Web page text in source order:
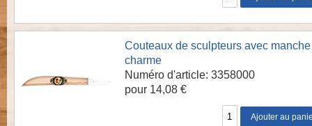
Couteaux de sculpteurs avec
charme
Numéro d'article: 3358000
pour 14,08 €